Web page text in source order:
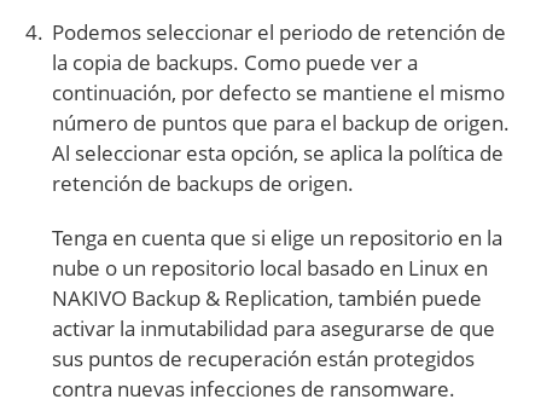
Podemos seleccionar el periodo de retención de
la copia de backups. Como puede ver a
continuación, por defecto se mantiene el mismo
número de puntos que para el backup de origen.
Al seleccionar esta opción, se aplica la política de
retención de backups de origen.
Tenga en cuenta que si elige un repositorio en la
nube o un repositorio local basado en Linux en
NAKIVO Backup & Replication, también puede
activar la inmutabilidad para asegurarse de que
sus puntos de recuperación están protegidos
contra nuevas infecciones de ransomware.